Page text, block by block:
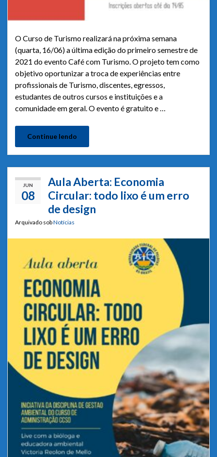
O Curso de Turismo realizará na próxima semana
(quarta, 16/06) a última edição do primeiro semestre de
2021 do evento Café com Turismo. O projeto tem como
objetivo oportunizar a troca de experiências entre
profissionais de Turismo, discentes, egressos,
estudantes de outros cursos e instituições e a
comunidade em geral. O evento é gratuito e …
Continue lendo
JUN
08
Aula Aberta: Economia
Circular: todo lixo é um erro
de design
Arquivado sobNotícias